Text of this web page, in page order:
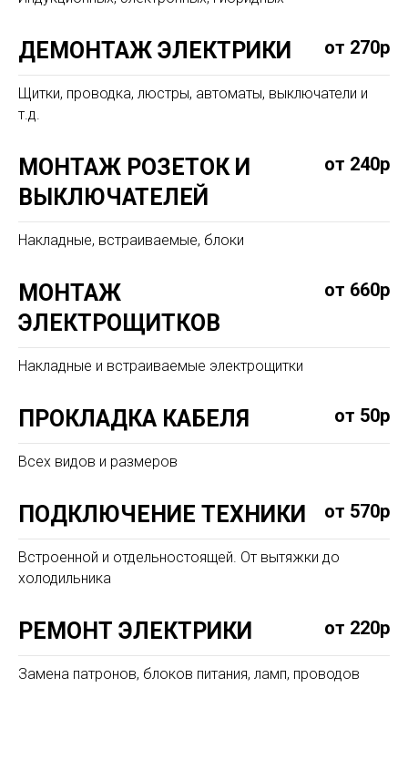
ДЕМОНТАЖ ЭЛЕКТРИКИ от 270р
Щитки, проводка, люстры, автоматы, выключатели и
т.д.
МОНТАЖ РОЗЕТОК И
ВЫКЛЮЧАТЕЛЕЙ
от 240р
Накладные, встраиваемые, блоки
МОНТАЖ
ЭЛЕКТРОЩИТКОВ
от 660р
Накладные и встраиваемые электрощитки
ПРОКЛАДКА КАБЕЛЯ от 50р
Всех видов и размеров
ПОДКЛЮЧЕНИЕ ТЕХНИКИ от 570р
Встроенной и отдельностоящей. От вытяжки до
холодильника
РЕМОНТ ЭЛЕКТРИКИ от 220р
Замена патронов, блоков питания, ламп, проводов